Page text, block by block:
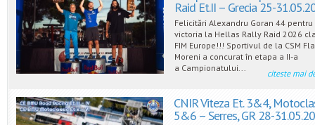
Raid Et.II – Grecia 25-
Felicitări Alexandru Goran 44 pentru
victoria la Hellas Rally Raid 2026
FIM Europe!!! Sportivul de la CSM
Moreni a concurat în etapa a II-a
a Campionatului...
citeste mai
CNIR Viteza Et. 3&4,
5&6 – Serres, GR 28-